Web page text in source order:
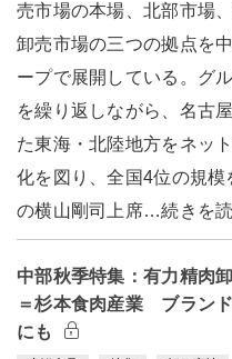
売市場の本場、北部市場
卸売市場の三つの拠点を
ープで展開している。グ
を繰り返しながら、名古
た東海・北陸地方をネッ
化を図り、全国4位の規模
の横山剛司上席…続きを
中部秋季特集：有力精肉
＝杉本食肉産業 ブラン
にも